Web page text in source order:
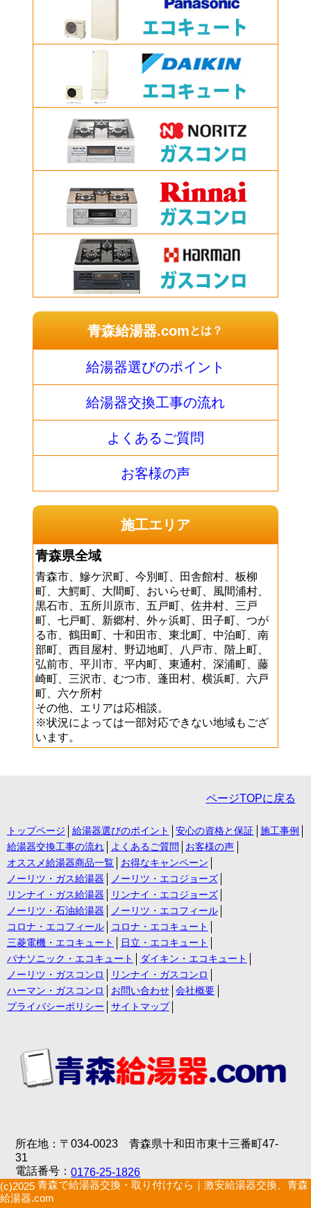
青森給湯器.comとは？
給湯器選びのポイント
給湯器交換工事の流れ
よくあるご質問
お客様の声
施工エリア
青森県全域
青森市、鰺ケ沢町、今別町、田舎館村、板柳
町、大鰐町、大間町、おいらせ町、風間浦村、
黒石市、五所川原市、五戸町、佐井村、三戸
町、七戸町、新郷村、外ヶ浜町、田子町、つが
る市、鶴田町、十和田市、東北町、中泊町、南
部町、西目屋村、野辺地町、八戸市、階上町、
弘前市、平川市、平内町、東通村、深浦町、藤
崎町、三沢市、むつ市、蓬田村、横浜町、六戸
町、六ケ所村
その他、エリアは応相談。
※状況によっては一部対応できない地域もござ
います。
ページTOPに戻る
トップページ 給湯器選びのポイント 安心の資格と保証
施工事例
給湯器交換工事の流れ
よくあるご質問
お客様の声
オススメ給湯器商品一覧
お得なキャンペーン
ノーリツ・ガス給湯器
ノーリツ・エコジョーズ
リンナイ・ガス給湯器
リンナイ・エコジョーズ
ノーリツ・石油給湯器
ノーリツ・エコフィール
コロナ・エコフィール
コロナ・エコキュート
三菱電機・エコキュート
日立・エコキュート
パナソニック・エコキュート
ダイキン・エコキュート
ノーリツ・ガスコンロ
リンナイ・ガスコンロ
ハーマン・ガスコンロ
お問い合わせ
会社概要
プライバシーポリシー
サイトマップ
所在地：〒034-0023 青森県十和田市東十三番町47-
31
電話番号：0176-25-1826
(c)2025 青森で給湯器交換・取り付けなら｜激安給湯器交換、青森
給湯器.com